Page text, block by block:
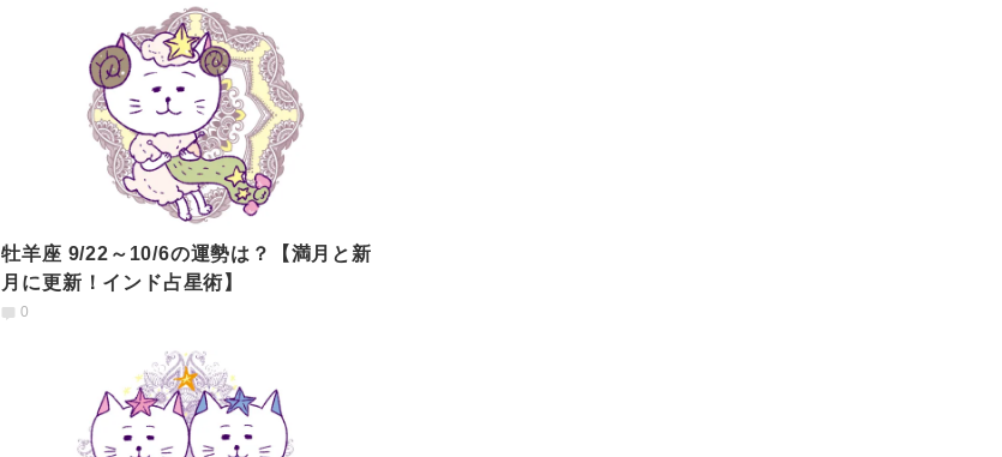
牡羊座 9/22～10/6の運勢は？【満月と新
月に更新！インド占星術】
0